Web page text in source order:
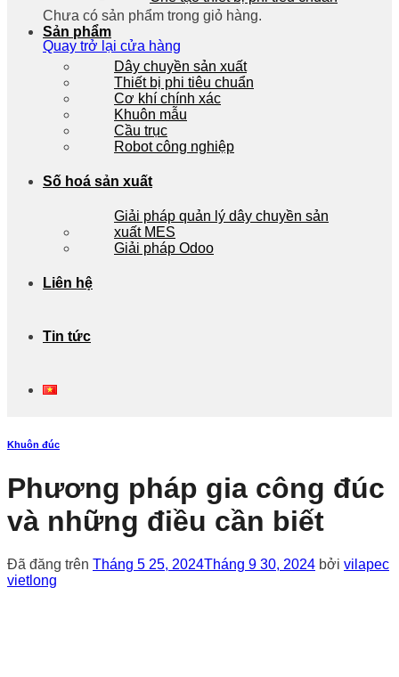
Chưa có sản phẩm trong giỏ hàng.
Quay trở lại cửa hàng
Sản phẩm
Dây chuyền sản xuất
Thiết bị phi tiêu chuẩn
Cơ khí chính xác
Khuôn mẫu
Cầu trục
Robot công nghiệp
Số hoá sản xuất
Giải pháp quản lý dây chuyền sản
xuất MES
Giải pháp Odoo
Liên hệ
Tin tức
Khuôn đúc
Phương pháp gia công đúc
và những điều cần biết
Đã đăng trên Tháng 5 25, 2024Tháng 9 30, 2024 bởi vilapec
vietlong